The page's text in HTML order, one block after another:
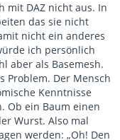
mit DAZ nicht aus. In
das sie nicht
nicht ein anderes
ich persönlich
aber als Basemesh.
Problem. Der Mensch
Kenntnisse
Ob ein Baum einen
Wurst. Also mal
werden: „Oh! Den